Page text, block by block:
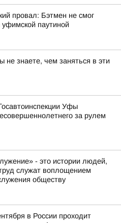
провал: Бэтмен не смог
уфимской паутиной
не знаете, чем заняться в эти
Уфы
за рулем
- это истории людей,
служат воплощением
обществу
в России проходит